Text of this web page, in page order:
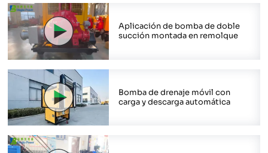
Aplicación de bomba de doble
succión montada en remolque
Bomba de drenaje móvil con
carga y descarga automática